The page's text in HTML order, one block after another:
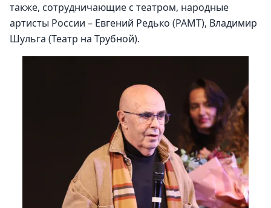
также, сотрудничающие с театром, народные
артисты России – Евгений Редько (РАМТ), Владимир
Шульга (Театр на Трубной).